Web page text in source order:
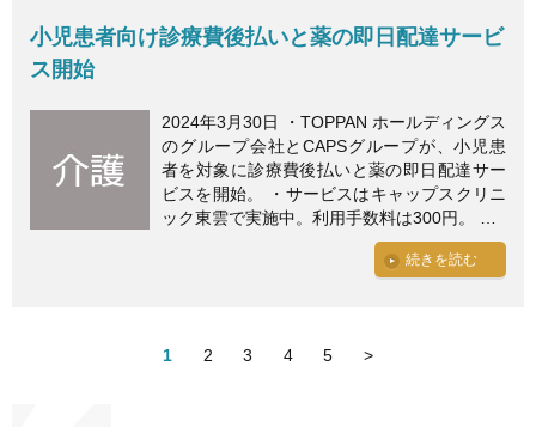
小児患者向け診療費後払いと薬の即日配達サービ
ス開始
2024年3月30日 ・TOPPAN ホールディングス
のグループ会社とCAPSグループが、小児患
者を対象に診療費後払いと薬の即日配達サー
ビスを開始。 ・サービスはキャップスクリニ
ック東雲で実施中。利用手数料は300円。 …
続きを読む
1 2 3 4 5 >